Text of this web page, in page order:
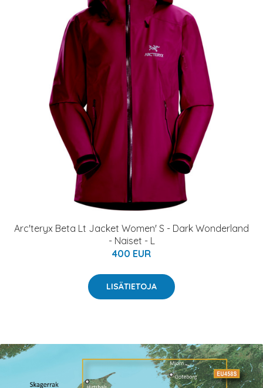
Arc'teryx Beta Lt Jacket Women' S - Dark Wonderland
- Naiset - L
400 EUR
LISÄTIETOJA